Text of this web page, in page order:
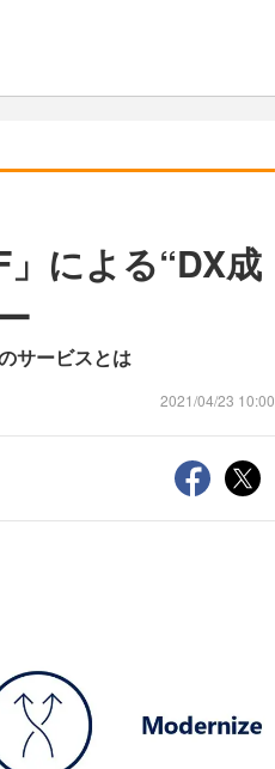
による“DX成
サービスとは
2021/04/23 10:00